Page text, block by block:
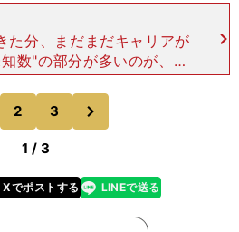
た分、まだまだキャリアが
数"の部分が多いのが、今
す。 そして今回、唯一負
ービー（４着。５月26日
京・芝24
2 3
1 / 3
Xでポストする
line LINEで送る